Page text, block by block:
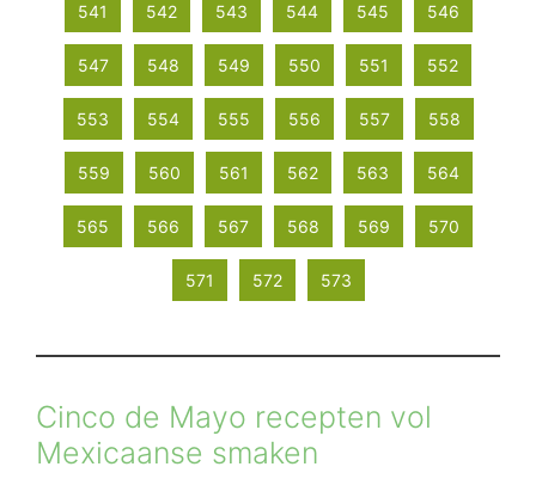
541 542 543 544 545 546
547 548 549 550 551 552
553 554 555 556 557 558
559 560 561 562 563 564
565 566 567 568 569 570
571 572 573
Cinco de Mayo recepten vol
Mexicaanse smaken